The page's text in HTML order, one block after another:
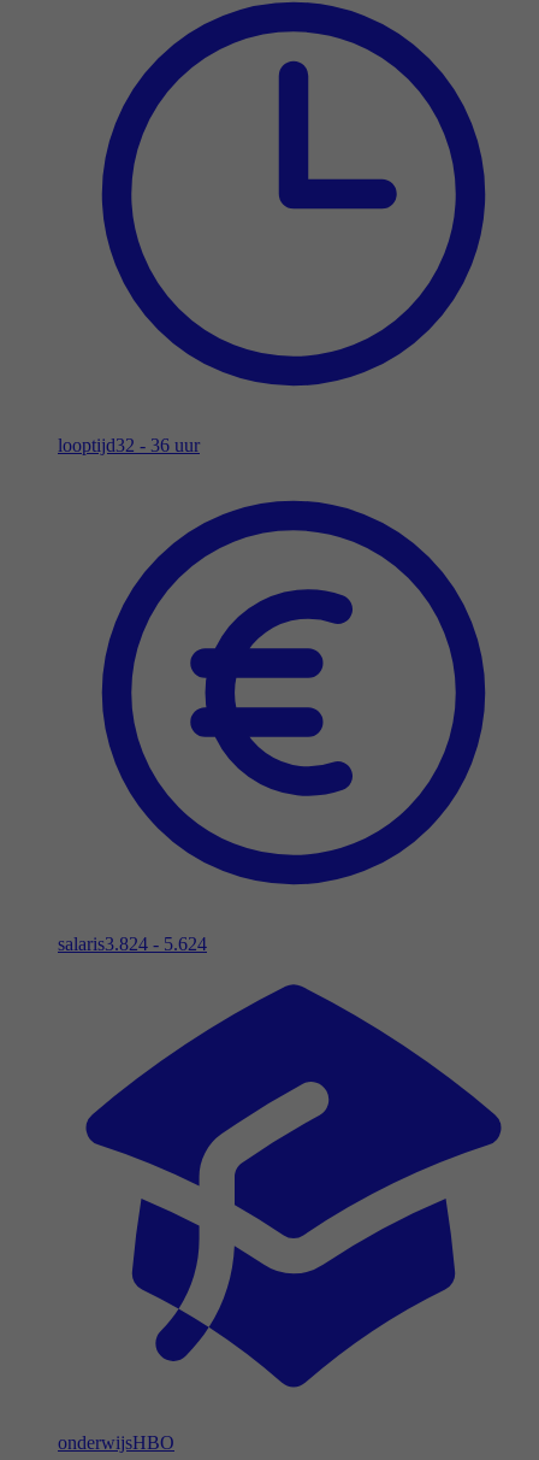
looptijd32 - 36 uur
salaris3.824 - 5.624
onderwijsHBO